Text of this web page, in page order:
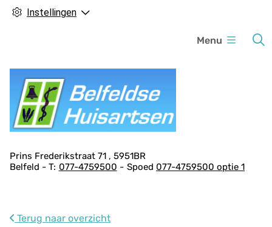
Instellingen
u
Menu
A
d
s
Prins Frederikstraat 71
5951BR
Belfeld
077-4759500 Spoed 077-4759500 optie 1
Terug naar overzicht